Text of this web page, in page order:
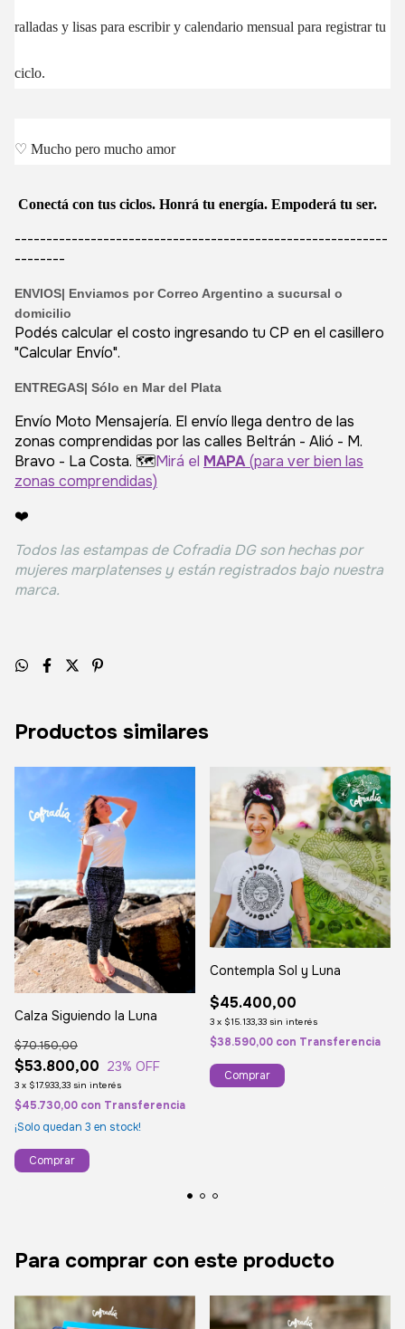
ralladas y lisas para escribir y calendario mensual para registrar tu
ciclo.
♡ Mucho pero mucho amor
Conectá con tus ciclos. Honrá tu energía. Empoderá tu ser.
-----------------------------------------------------------
--------
ENVIOS| Enviamos porCorreo Argentino a sucursal o
domicilio
Podés calcular el costo ingresando tu CP en el casillero
"Calcular Envío".
ENTREGAS| Sólo en Mar del Plata
Envío Moto Mensajería. El envío llega dentro de las
zonas comprendidas por las calles Beltrán - Alió - M.
Bravo - La Costa. 🗺️Mirá el MAPA(para ver bien las
zonas comprendidas)
❤️
Todos las estampas de Cofradia DG son hechas por
mujeres marplatenses y están registrados bajo nuestra
marca.
Productos similares
Calza Siguiendo la Luna
$53.800,00
$70.150,00
23% OFF
3 x $17.933,33 sin interés
$45.730,00 con Transferencia
¡Solo quedan 3 en stock!
Comprar
Contempla Sol y Luna
$45.400,00
3 x $15.133,33 sin interés
$38.590,00 con Transferencia
Comprar
Para comprar con este producto